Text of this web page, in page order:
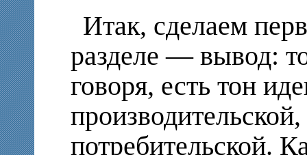
Итак, сделаем
разделе — вывод:
говоря, есть тон
потребительской.